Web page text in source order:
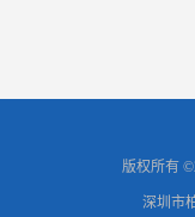
版权所有
深圳市